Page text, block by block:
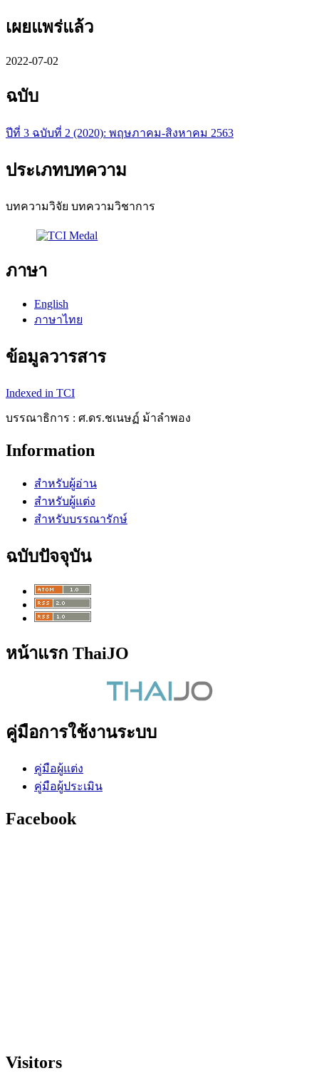
เผยแพร่แล้ว
2022-07-02
ฉบับ
ปีที่ 3 ฉบับที่ 2 (2020): พฤษภาคม-สิงหาคม 2563
ประเภทบทความ
บทความวิจัย บทความวิชาการ
ภาษา
English
ภาษาไทย
ข้อมูลวารสาร
Indexed in TCI
บรรณาธิการ : ศ.ดร.ชเนษฏ์ ม้าลำพอง
Information
สำหรับผู้อ่าน
สำหรับผู้แต่ง
สำหรับบรรณารักษ์
ฉบับปัจจุบัน
หน้าแรก ThaiJO
คู่มือการใช้งานระบบ
คู่มือผู้แต่ง
คู่มือผู้ประเมิน
Facebook
Visitors